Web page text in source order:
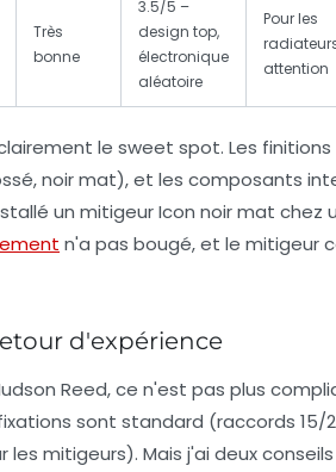
Très
bonne
3.5/5 –
design top,
électronique
aléatoire
Pour les
attention
le sweet spot. Les
noir mat), et les composants
un mitigeur Icon noir mat chez
n'a pas bougé, et le mitigeur
d'expérience
Reed, ce n'est pas plus
sont standard (raccords 15/
les mitigeurs). Mais j'ai deux